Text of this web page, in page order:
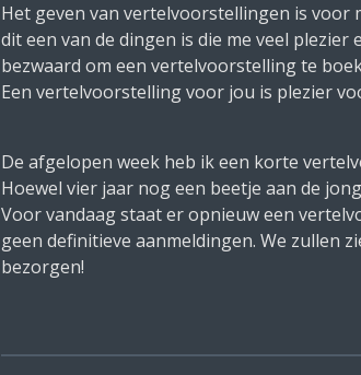
Het geven van vertelvoorstellingen is voor
dit een van de dingen is die me veel plezier
bezwaard om een vertelvoorstelling te
Een vertelvoorstelling voor jou is plezier
De afgelopen week heb ik een korte
Hoewel vier jaar nog een beetje aan de
Voor vandaag staat er opnieuw een
geen definitieve aanmeldingen. We zullen
bezorgen!